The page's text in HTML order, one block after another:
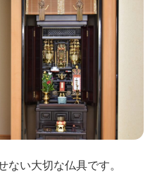
ない大切な仏具です。